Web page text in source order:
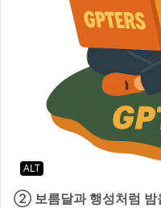
ALT
② 보름달과 행성처럼 밤